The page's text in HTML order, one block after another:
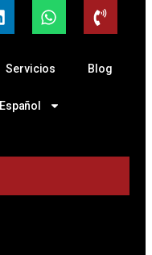
Servicios Blog
Español